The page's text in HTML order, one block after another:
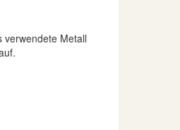
verwendete Metall